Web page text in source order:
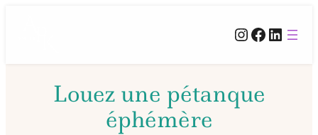
Instagram Facebook LinkedIn
Louez une pétanque
éphémère